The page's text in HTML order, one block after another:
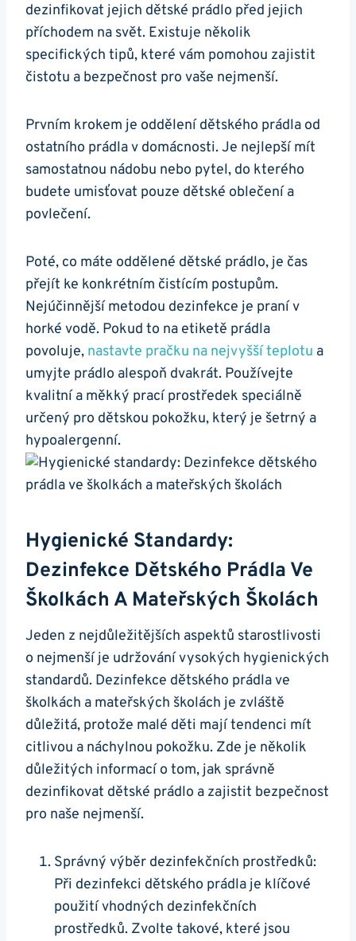
dezinfikovat jejich dětské prádlo před jejich
příchodem na svět. Existuje několik
specifických tipů, které vám pomohou zajistit
čistotu a bezpečnost pro vaše nejmenší.
Prvním krokem je oddělení dětského prádla od
ostatního prádla v domácnosti. Je nejlepší mít
samostatnou nádobu nebo pytel, do kterého
budete umisťovat pouze dětské oblečení a
povlečení.
Poté, co máte oddělené dětské prádlo, je čas
přejít ke konkrétním čistícím postupům.
Nejúčinnější metodou dezinfekce je praní v
horké vodě. Pokud to na etiketě prádla
povoluje, nastavte pračku na nejvyšší teplotu a
umyjte prádlo alespoň dvakrát. Používejte
kvalitní a měkký prací prostředek speciálně
určený pro dětskou pokožku, který je šetrný a
hypoalergenní.
Hygienické Standardy:
Dezinfekce Dětského Prádla Ve
Školkách A Mateřských Školách
Jeden z nejdůležitějších aspektů starostlivosti
o nejmenší je udržování vysokých hygienických
standardů. Dezinfekce dětského prádla ve
školkách a mateřských školách je zvláště
důležitá, protože malé děti mají tendenci mít
citlivou a náchylnou pokožku. Zde je několik
důležitých informací o tom, jak správně
dezinfikovat dětské prádlo a zajistit bezpečnost
pro naše nejmenší.
Správný výběr dezinfekčních prostředků:
Při dezinfekci dětského prádla je klíčové
použití vhodných dezinfekčních
prostředků. Zvolte takové, které jsou